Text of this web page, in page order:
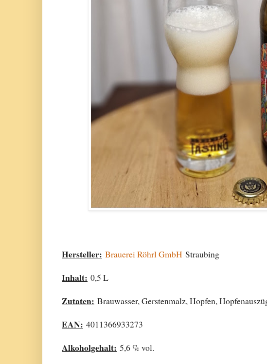
Hersteller: Brauerei Röhrl GmbH Straubing
Inhalt: 0,5 L
Zutaten: Brauwasser, Gerstenmalz, Hopfen,
EAN: 4011366933273
Alkoholgehalt: 5,6 % vol.